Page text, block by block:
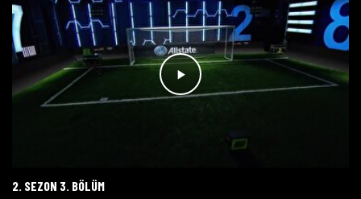
2. SEZON 3. BÖLÜM